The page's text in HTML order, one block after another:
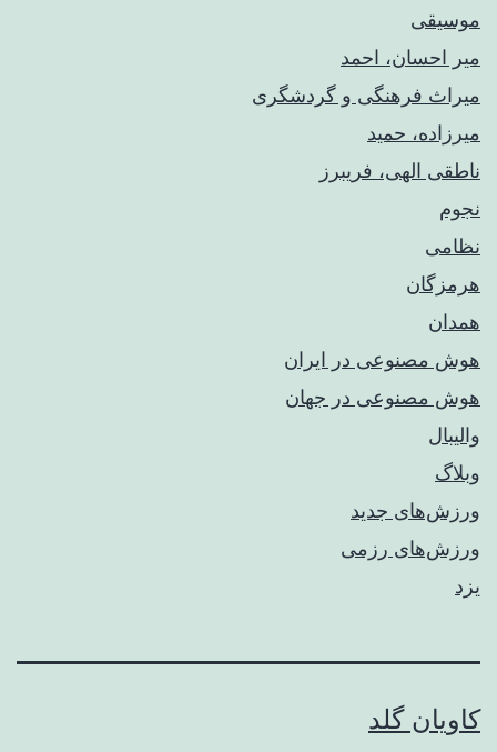
موسیقی
میر احسان، احمد
میراث فرهنگی و گردشگری
میرزاده، حمید
ناطقی الهی، فریبرز
نجوم
نظامی
هرمزگان
همدان
هوش مصنوعی در ایران
هوش مصنوعی در جهان
والیبال
وبلاگ
ورزش‌های جدید
ورزش‌های رزمی
یزد
کاویان گلد